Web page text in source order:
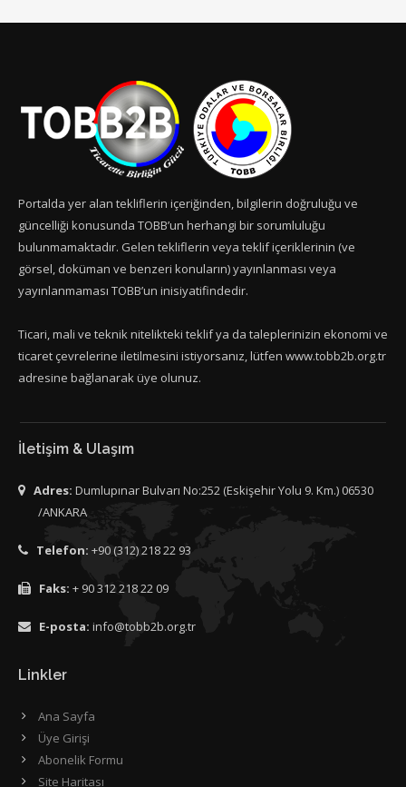
Portalda yer alan tekliflerin içeriğinden, bilgilerin doğruluğu ve
güncelliği konusunda TOBB’un herhangi bir sorumluluğu
bulunmamaktadır. Gelen tekliflerin veya teklif içeriklerinin (ve
görsel, doküman ve benzeri konuların) yayınlanması veya
yayınlanmaması TOBB’un inisiyatifindedir.
Ticari, mali ve teknik nitelikteki teklif ya da taleplerinizin ekonomi ve
ticaret çevrelerine iletilmesini istiyorsanız, lütfen www.tobb2b.org.tr
adresine bağlanarak üye olunuz.
İletişim & Ulaşım
Adres: Dumlupınar Bulvarı No:252 (Eskişehir Yolu 9. Km.) 06530
/ANKARA
Telefon: +90 (312) 218 22 93
Faks: + 90 312 218 22 09
E-posta: info@tobb2b.org.tr
Linkler
Ana Sayfa
Üye Girişi
Abonelik Formu
Site Haritası